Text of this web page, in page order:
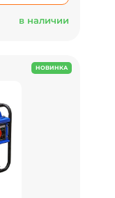
в наличии
НОВИНКА